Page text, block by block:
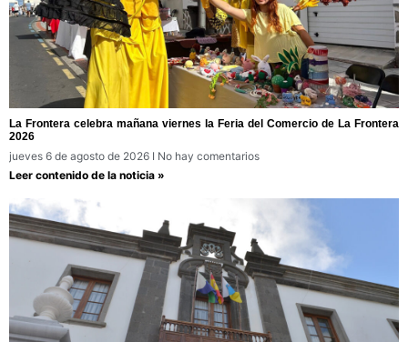
La Frontera celebra mañana viernes la Feria del Comercio de La Frontera
2026
jueves 6 de agosto de 2026
No hay comentarios
Leer contenido de la noticia »